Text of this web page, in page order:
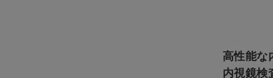
高性能な
内視鏡検